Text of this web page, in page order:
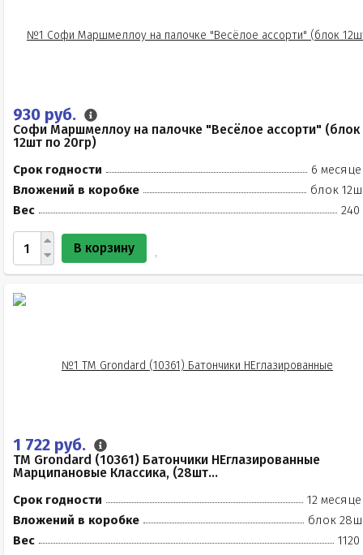
930 руб.
Софи Маршмеллоу на палочке "Весёлое ассорти" (блок
12шт по 20гр)
Срок годности
6
Вложений в коробке
блок
Вес
240
В корзину
1 722 руб.
TM Grondard (10361) Батончики НЕглазированные
Марципановые Классика, (28шт...
Срок годности
12
Вложений в коробке
блок
Вес
1120